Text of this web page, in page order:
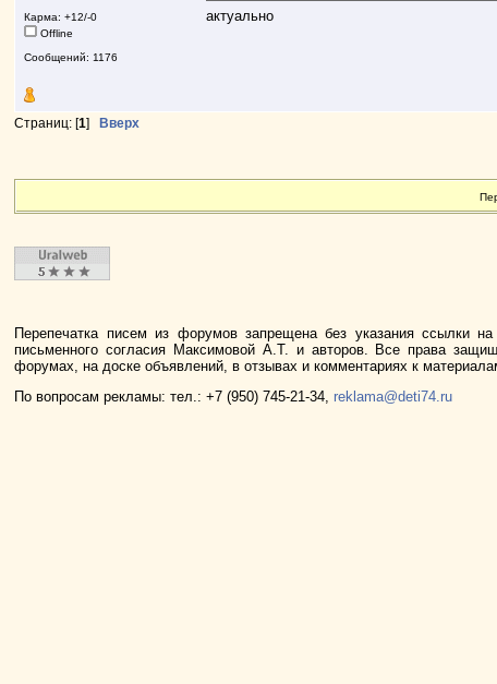
Карма: +12/-0
Offline
Сообщений: 1176
актуально
Страниц: [1] Вверх
Перепечатка писем из форумов запрещена без указания ссылки
письменного согласия Максимовой А.Т. и авторов. Все права
форумах, на доске объявлений, в отзывах и комментариях к
По вопросам рекламы: тел.: +7 (950) 745-21-34,reklama@deti74.ru